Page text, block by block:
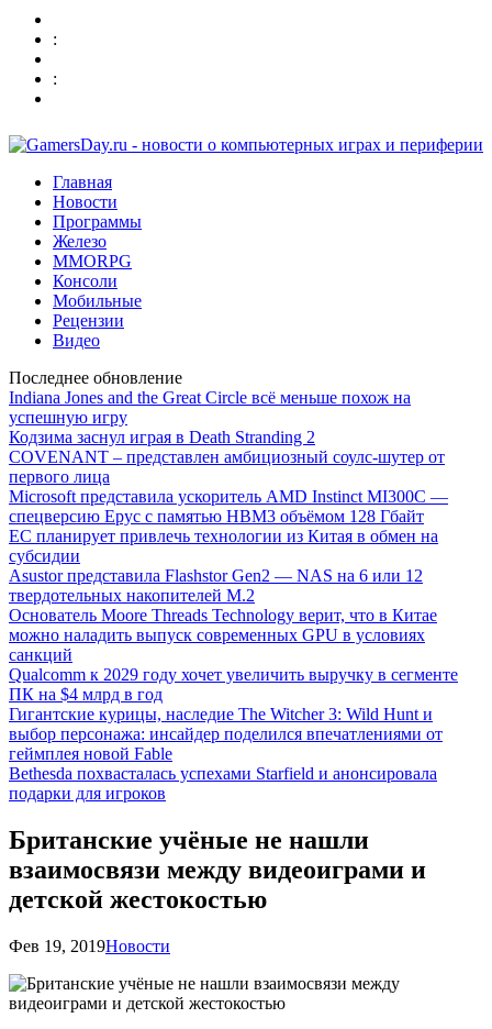
:
:
Главная
Новости
Программы
Железо
MMORPG
Консоли
Мобильные
Рецензии
Видео
Последнее обновление
Indiana Jones and the Great Circle всё меньше похож на
успешную игру
Кодзима заснул играя в Death Stranding 2
COVENANT – представлен амбициозный соулс-шутер от
первого лица
Microsoft представила ускоритель AMD Instinct MI300C —
спецверсию Epyc с памятью HBM3 объёмом 128 Гбайт
ЕС планирует привлечь технологии из Китая в обмен на
субсидии
Asustor представила Flashstor Gen2 — NAS на 6 или 12
твердотельных накопителей M.2
Основатель Moore Threads Technology верит, что в Китае
можно наладить выпуск современных GPU в условиях
санкций
Qualcomm к 2029 году хочет увеличить выручку в сегменте
ПК на $4 млрд в год
Гигантские курицы, наследие The Witcher 3: Wild Hunt и
выбор персонажа: инсайдер поделился впечатлениями от
геймплея новой Fable
Bethesda похвасталась успехами Starfield и анонсировала
подарки для игроков
Британские учёные не нашли
взаимосвязи между видеоиграми и
детской жестокостью
Фев 19, 2019Новости